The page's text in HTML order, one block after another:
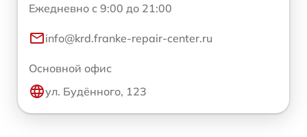
Ежедневно с 9:00 до 21:00
info@krd.franke-repair-center.ru
Основной офис
ул. Будённого, 123